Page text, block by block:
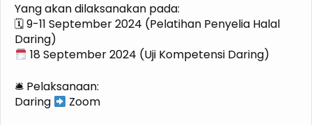
Yang akan dilaksanakan pada:
🗓 9-11 September 2024 (Pelatihan Penyelia Halal
Daring)
18 September 2024 (Uji Kompetensi Daring)
🛎 Pelaksanaan:
Daring
Zoom